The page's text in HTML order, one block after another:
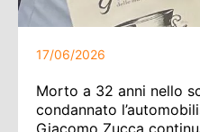
17/06/2026
Morto a 32 anni nello
condannato
Giacomo Zucca